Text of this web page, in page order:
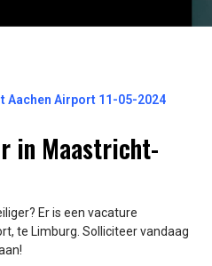
Aachen Airport 11-05-2024
in Maastricht-
Er is een vacature
te Limburg. Solliciteer vandaag